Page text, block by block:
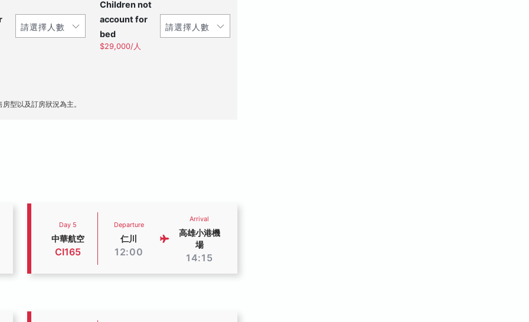
Children not
account for
bed
$29,000/人
型以及訂房狀況為主。
Day 5
中華航空
CI165
Departure
仁川
12:00
Arrival
高雄小港機
場
14:15